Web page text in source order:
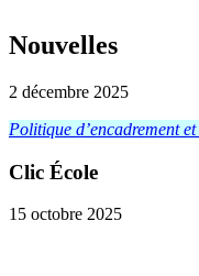
Nouvelles
2 décembre 2025
Politique d’encadrement
Clic École
15 octobre 2025